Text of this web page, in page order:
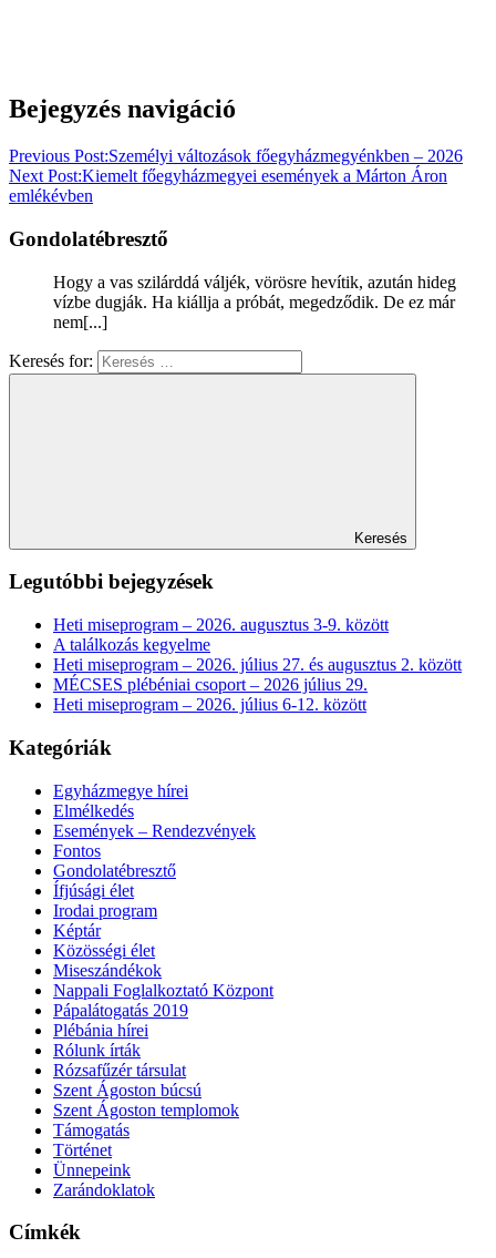
egyházmegyeérsekség
Bejegyzés navigáció
Previous Post:Személyi változások főegyházmegyénkben – 2026
Next Post:Kiemelt főegyházmegyei események a Márton Áron
emlékévben
Gondolatébresztő
Hogy a vas szilárddá váljék, vörösre hevítik, azután hideg
vízbe dugják. Ha kiállja a próbát, megedződik. De ez már
nem[...]
Keresés for:
Keresés
Legutóbbi bejegyzések
Heti miseprogram – 2026. augusztus 3-9. között
A találkozás kegyelme
Heti miseprogram – 2026. július 27. és augusztus 2. között
MÉCSES plébéniai csoport – 2026 július 29.
Heti miseprogram – 2026. július 6-12. között
Kategóriák
Egyházmegye hírei
Elmélkedés
Események – Rendezvények
Fontos
Gondolatébresztő
Ífjúsági élet
Irodai program
Képtár
Közösségi élet
Miseszándékok
Nappali Foglalkoztató Központ
Pápalátogatás 2019
Plébánia hírei
Rólunk írták
Rózsafűzér társulat
Szent Ágoston búcsú
Szent Ágoston templomok
Támogatás
Történet
Ünnepeink
Zarándoklatok
Címkék